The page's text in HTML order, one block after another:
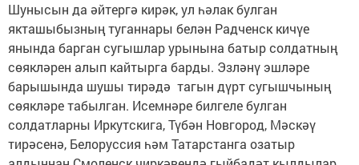
Шунысын да әйтергә кирәк, ул һәлак булган
якташыбызның туганнары белән Радченск кичүе
янында барган сугышлар урынына батыр солдатның
сөякләрен алып кайтырга барды. Эзләнү эшләре
барышында шушы тирәдә тагын дүрт сугышчының
сөякләре табылган. Исемнәре билгеле булган
солдатларны Иркутскига, Түбән Новгород, Мәскәү
тирәсенә, Белоруссия һәм Татарстанга озатыр